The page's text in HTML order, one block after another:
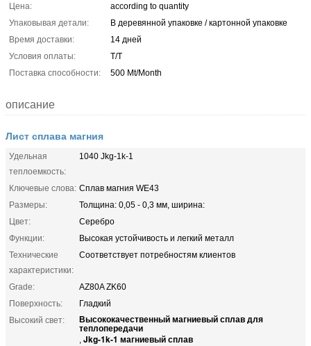
Цена:
according to quantity
Упаковывая детали:
В деревянной упаковке / картонной упаковке
Время доставки:
14 дней
Условия оплаты:
Т/Т
Поставка способности:
500 Mt/Month
описание
Лист сплава магния
Удельная
теплоемкость:
1040 Jkg-1k-1
Ключевые слова: Сплав магния WE43
Размеры:
Толщина: 0,05 - 0,3 мм, ширина:
Цвет:
Серебро
Функции:
Высокая устойчивость и легкий металл
Технические
характеристики:
Соответствует потребностям клиентов
Grade:
AZ80A ZK60
Поверхность:
Гладкий
Высокий свет:
Высококачественный магниевый сплав для
теплопередачи
, Jkg-1k-1 магниевый сплав